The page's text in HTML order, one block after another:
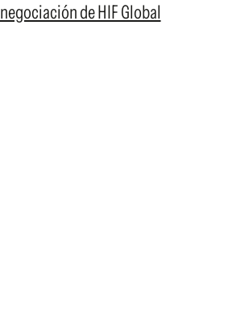
negociación de HIF Global